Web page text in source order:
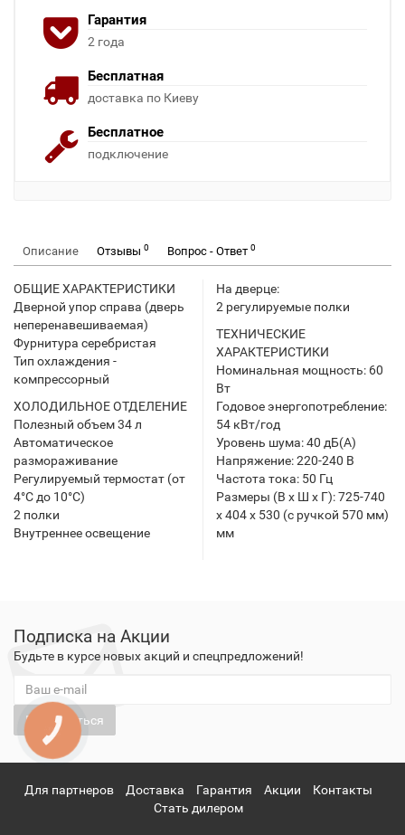
Гарантия
2 года
Бесплатная
доставка по Киеву
Бесплатное
подключение
Описание Отзывы 0 Вопрос - Ответ 0
ОБЩИЕ ХАРАКТЕРИСТИКИ
Дверной упор справа (дверь
неперенавешиваемая)
Фурнитура серебристая
Тип охлаждения -
компрессорный
ХОЛОДИЛЬНОЕ ОТДЕЛЕНИЕ
Полезный объем 34 л
Автоматическое
размораживание
Регулируемый термостат (от
4°С до 10°С)
2 полки
Внутреннее освещение
На дверце:
2 регулируемые полки
ТЕХНИЧЕСКИЕ
ХАРАКТЕРИСТИКИ
Номинальная мощность: 60
Вт
Годовое энергопотребление:
54 кВт/год
Уровень шума: 40 дБ(А)
Напряжение: 220-240 В
Частота тока: 50 Гц
Размеры (В х Ш х Г): 725-740
х 404 х 530 (c ручкой 570 мм)
мм
Подписка на Акции
Будьте в курсе новых акций и спецпредложений!
Подписаться
Для партнеров Доставка Гарантия Акции
Контакты
Стать дилером
КНОПКА
ЗВ'ЯЗКУ